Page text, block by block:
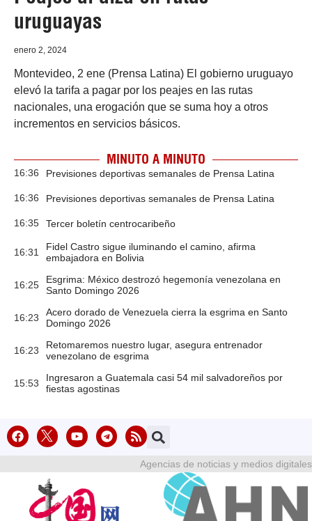
uruguayas
enero 2, 2024
Montevideo, 2 ene (Prensa Latina) El gobierno uruguayo
elevó la tarifa a pagar por los peajes en las rutas
nacionales, una erogación que se suma hoy a otros
incrementos en servicios básicos.
MINUTO A MINUTO
16:36 Previsiones deportivas semanales de Prensa Latina
16:36 Previsiones deportivas semanales de Prensa Latina
16:35 Tercer boletín centrocaribeño
16:31
Fidel Castro sigue iluminando el camino, afirma
embajadora en Bolivia
16:25
Esgrima: México destrozó hegemonía venezolana en
Santo Domingo 2026
16:23
Acero dorado de Venezuela cierra la esgrima en Santo
Domingo 2026
16:23
Retomaremos nuestro lugar, asegura entrenador
venezolano de esgrima
15:53
Ingresaron a Guatemala casi 54 mil salvadoreños por
fiestas agostinas
Agencias de noticias y medios digitales